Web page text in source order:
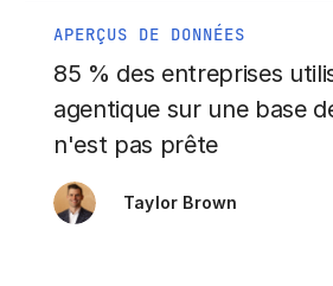
APERÇUS DE DONNÉES
85 % des entreprises
agentique sur une base
n'est pas prête
Taylor Brown